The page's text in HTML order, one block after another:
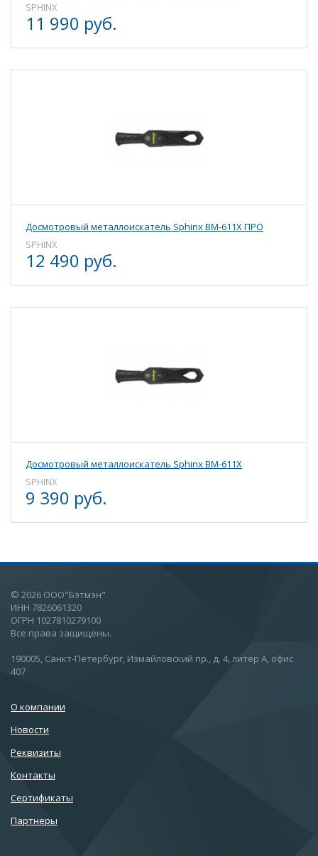
SPHINX
11 990 руб.
Досмотровый металлоискатель Sphinx ВМ-611Х ПРО
SPHINX
12 490 руб.
Досмотровый металлоискатель Sphinx ВМ-611Х
SPHINX
9 390 руб.
© 2026 ООО"Бэтмэн"
ИНН 7826061320
ОГРН 1027810279100
Все права защищены.
190005, Санкт-Петербург, Измайловский пр., д. 4, литер А, офис
407
О компании
Новости
Реквизиты
Контакты
Сертификаты
Партнеры